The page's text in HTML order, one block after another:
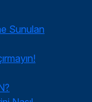
Sunulan